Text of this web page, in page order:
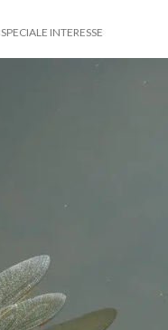
SPECIALE INTERESSE